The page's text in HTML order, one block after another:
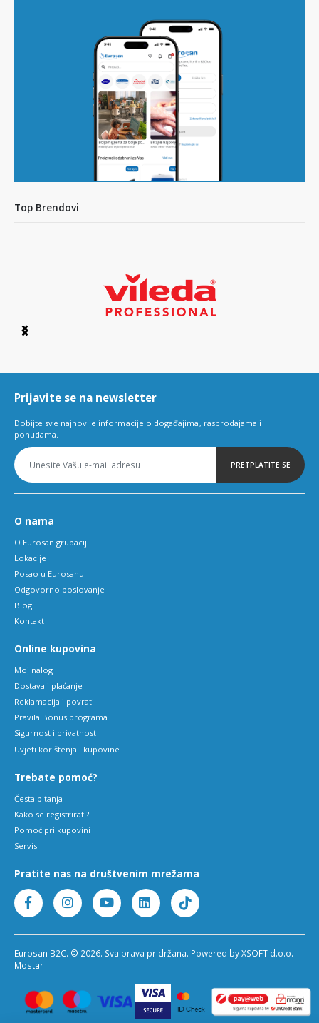
Top Brendovi
Item
6
Prijavite se na newsletter
Dobijte sve najnovije informacije o događajima, rasprodajama i
ponudama.
PRETPLATITE SE
O nama
O Eurosan grupaciji
Lokacije
Posao u Eurosanu
Odgovorno poslovanje
Blog
Kontakt
Online kupovina
Moj nalog
Dostava i plaćanje
Reklamacija i povrati
Pravila Bonus programa
Sigurnost i privatnost
Uvjeti korištenja i kupovine
Trebate pomoć?
Česta pitanja
Kako se registrirati?
Pomoć pri kupovini
Servis
Pratite nas na društvenim mrežama
Eurosan B2C. © 2026. Sva prava pridržana. Powered by XSOFT d.o.o.
Mostar